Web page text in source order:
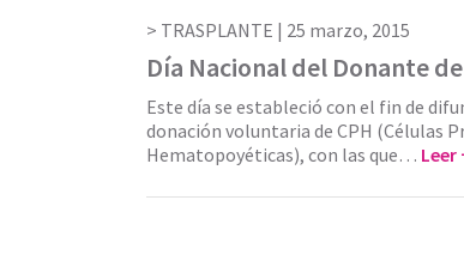
TRASPLANTE | 25 marzo, 2015
Día Nacional del Donante
Este día se estableció con el fin de
donación voluntaria de CPH (Células
Hematopoyéticas), con las que… Leer